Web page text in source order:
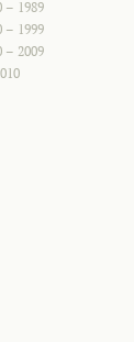
– 1989
– 1999
– 2009